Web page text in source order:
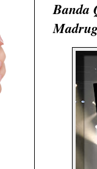
Banda